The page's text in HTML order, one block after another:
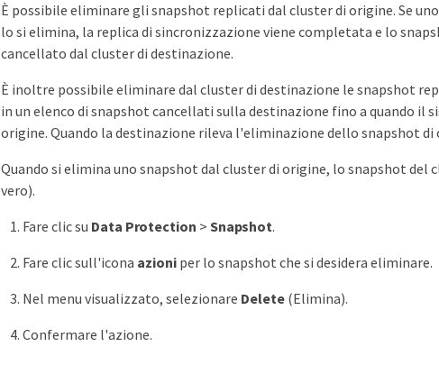
È possibile eliminare gli snapshot replicati dal cluster di origine. Se
lo si elimina, la replica di sincronizzazione viene completata e lo
cancellato dal cluster di destinazione.
È inoltre possibile eliminare dal cluster di destinazione le snapshot
in un elenco di snapshot cancellati sulla destinazione fino a quando
origine. Quando la destinazione rileva l'eliminazione dello snapshot
Quando si elimina uno snapshot dal cluster di origine, lo snapshot
vero).
Fare clic su Data Protection > Snapshot.
Fare clic sull'icona azioniper lo snapshot che si desidera eliminare.
Nel menu visualizzato, selezionare Delete(Elimina).
Confermare l'azione.